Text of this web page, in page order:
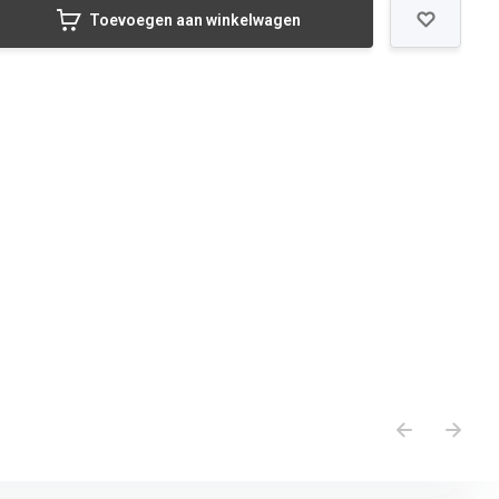
Toevoegen aan winkelwagen